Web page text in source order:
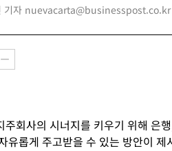
기자 nuevacarta@businesspost.co.kr
주회사의 시너지를 키우기 위해 은
유롭게 주고받을 수 있는 방안이 제